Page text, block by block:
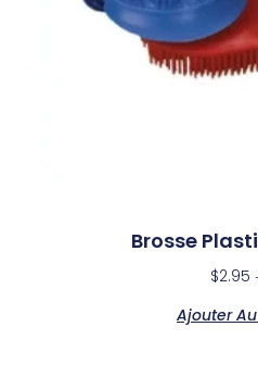
Brosse
$2.95
Ajouter